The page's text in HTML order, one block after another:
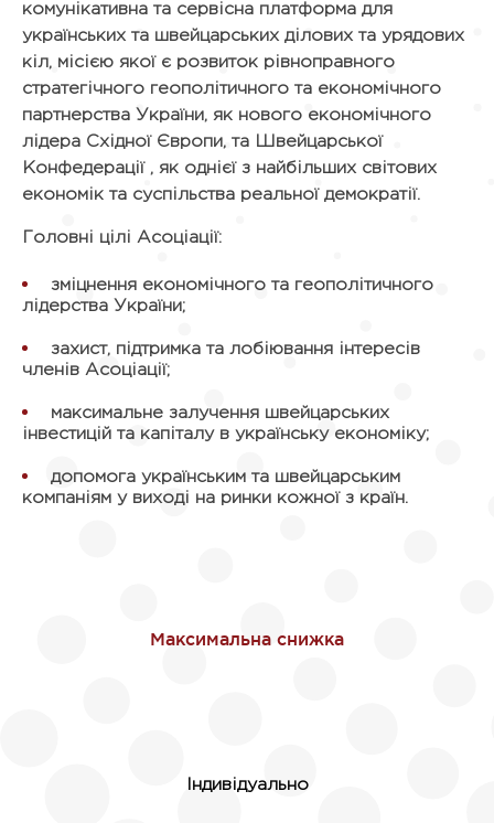
комунікативна та сервісна платформа для
українських та швейцарських ділових та урядових
кіл, місією якої є розвиток рівноправного
стратегічного геополітичного та економічного
партнерства України, як нового економічного
лідера Східної Європи, та Швейцарської
Конфедерації , як однієї з найбільших світових
економік та суспільства реальної демократії.
Головні цілі Асоціації:
зміцнення економічного та геополітичного
лідерства України;
захист, підтримка та лобіювання інтересів
членів Асоціації;
максимальне залучення швейцарських
інвестицій та капіталу в українську економіку;
допомога українським та швейцарським
компаніям у виході на ринки кожної з країн.
Індивідуально